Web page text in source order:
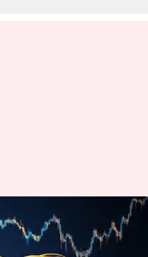
और निफ्टी में
क्या है कारण